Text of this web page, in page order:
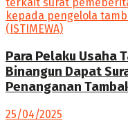
Para Pelaku Usaha
Binangun Dapat
Penanganan
25/04/2025